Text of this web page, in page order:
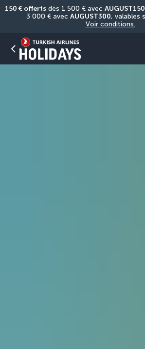
150 € offerts dès 1 500 € avec AUGUST150
3 000 € avec AUGUST300
Voir conditions.